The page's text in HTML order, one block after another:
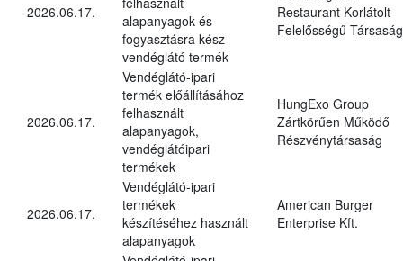
2026.06.17.
alapanyagok és
fogyasztásra kész
vendéglátó termék
Restaurant Korlátolt
Felelősségű Társaság
2026.06.17.
Vendéglátó-ipari
termék előállításához
felhasznált
alapanyagok,
vendéglátóipari
termékek
HungExo Group
Zártkörűen Működő
Részvénytársaság
2026.06.17.
Vendéglátó-ipari
termékek
készítéséhez használt
alapanyagok
American Burger
Enterprise Kft.